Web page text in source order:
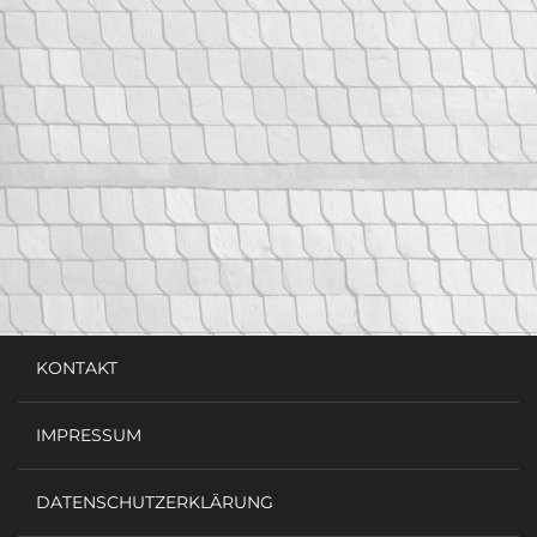
KONTAKT
IMPRESSUM
DATENSCHUTZERKLÄRUNG